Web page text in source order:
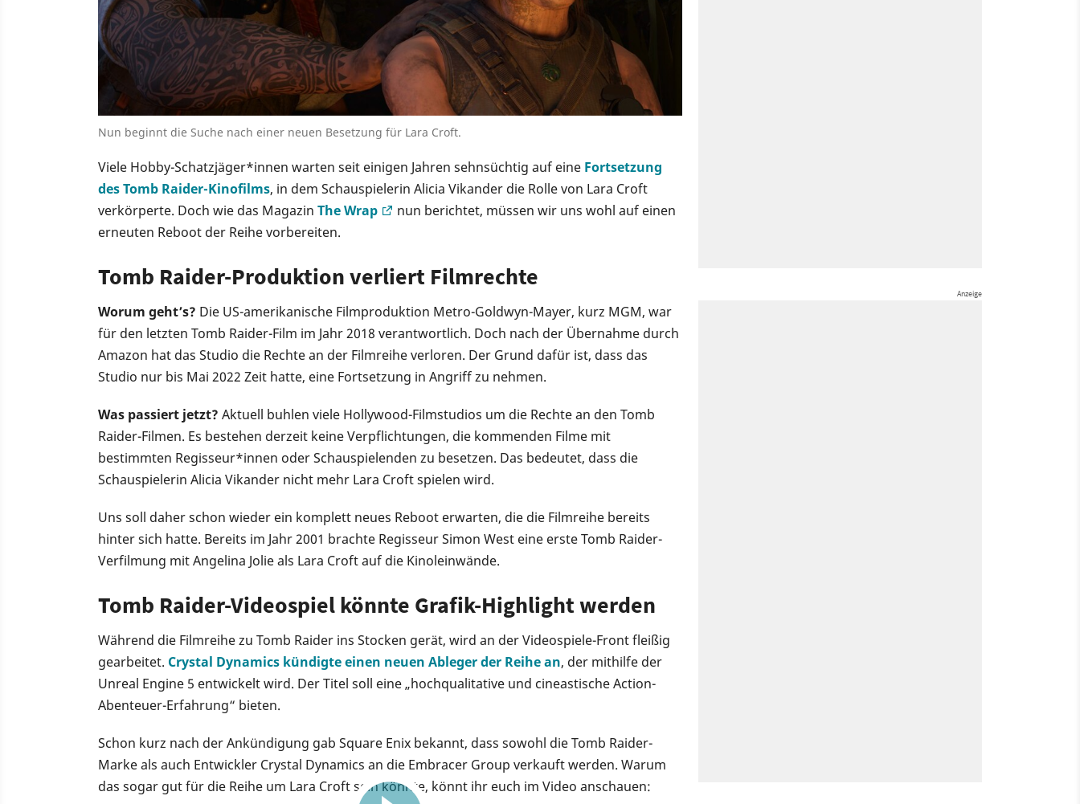
Nun beginnt die Suche nach einer neuen Besetzung für Lara Croft.
Viele Hobby-Schatzjäger*innen warten seit einigen Jahren sehnsüchtig auf eine Fortsetzung
des Tomb Raider-Kinofilms, in dem Schauspielerin Alicia Vikander die Rolle von Lara Croft
verkörperte. Doch wie das Magazin The Wrap
nun berichtet, müssen wir uns wohl auf einen
erneuten Reboot der Reihe vorbereiten.
Tomb Raider-Produktion verliert Filmrechte
Worum geht’s? Die US-amerikanische Filmproduktion Metro-Goldwyn-Mayer, kurz MGM, war
für den letzten Tomb Raider-Film im Jahr 2018 verantwortlich. Doch nach der Übernahme durch
Amazon hat das Studio die Rechte an der Filmreihe verloren. Der Grund dafür ist, dass das
Studio nur bis Mai 2022 Zeit hatte, eine Fortsetzung in Angriff zu nehmen.
Was passiert jetzt? Aktuell buhlen viele Hollywood-Filmstudios um die Rechte an den Tomb
Raider-Filmen. Es bestehen derzeit keine Verpflichtungen, die kommenden Filme mit
bestimmten Regisseur*innen oder Schauspielenden zu besetzen. Das bedeutet, dass die
Schauspielerin Alicia Vikander nicht mehr Lara Croft spielen wird.
Uns soll daher schon wieder ein komplett neues Reboot erwarten, die die Filmreihe bereits
hinter sich hatte. Bereits im Jahr 2001 brachte Regisseur Simon West eine erste Tomb Raider-
Verfilmung mit Angelina Jolie als Lara Croft auf die Kinoleinwände.
Tomb Raider-Videospiel könnte Grafik-Highlight werden
Während die Filmreihe zu Tomb Raider ins Stocken gerät, wird an der Videospiele-Front fleißig
gearbeitet. Crystal Dynamics kündigte einen neuen Ableger der Reihe an, der mithilfe der
Unreal Engine 5 entwickelt wird. Der Titel soll eine „hochqualitative und cineastische Action-
Abenteuer-Erfahrung“ bieten.
Schon kurz nach der Ankündigung gab Square Enix bekannt, dass sowohl die Tomb Raider-
Marke als auch Entwickler Crystal Dynamics an die Embracer Group verkauft werden. Warum
das sogar gut für die Reihe um Lara Croft sein könnte, könnt ihr euch im Video anschauen: